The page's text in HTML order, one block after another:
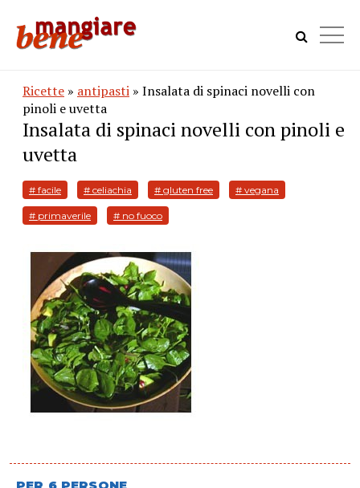
Ricette » antipasti » Insalata di spinaci novelli con
pinoli e uvetta
Insalata di spinaci novelli con pinoli e
uvetta
# facile # celiachia # gluten free # vegana
# primaverile # no fuoco